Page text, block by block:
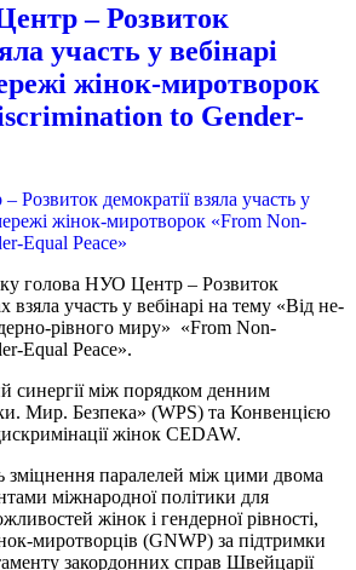
– Розвиток
участь у вебінарі
жінок-миротворок
to Gender-
голова НУО Центр – Розвиток
взяла участь у вебінарі на тему «Від не-
рівного миру» «From Non-
Equal Peace».
синергії між порядком денним
Мир. Безпека» (WPS) та Конвенцією
жінок CEDAW.
зміцнення паралелей між цими двома
міжнародної політики для
жінок і гендерної рівності,
миротворців (GNWP) за підтримки
закордонних справ Швейцарії